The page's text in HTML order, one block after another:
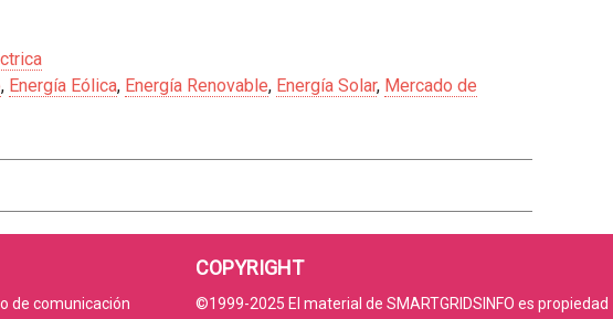
, Energía Eólica, Energía Renovable, Energía Solar, Mercado de
de comunicación
COPYRIGHT
©1999-2025 El material de SMARTGRIDSINFO es propiedad